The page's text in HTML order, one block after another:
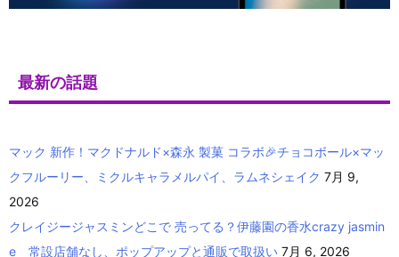
最新の話題
マック 新作！マクドナルド×森永 製菓 コラボ🎉チョコボール×マッ
クフルーリー、ミクルキャラメルパイ、ラムネシェイク 7月 9,
2026
クレイジージャスミンどこで 売ってる？伊藤園の香水crazy jasmin
e 常設店舗なし、ポップアップと通販で取扱い 7月 6, 2026